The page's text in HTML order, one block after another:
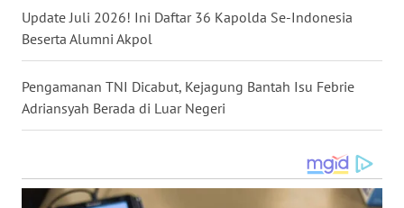
Update Juli 2026! Ini Daftar 36 Kapolda Se-Indonesia
Beserta Alumni Akpol
Pengamanan TNI Dicabut, Kejagung Bantah Isu Febrie
Adriansyah Berada di Luar Negeri
WN
MALUT
WN
DAIRI
DANAU
TOBA